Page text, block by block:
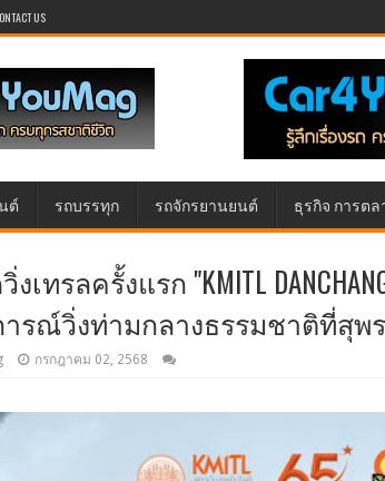
US
ต์ รถบรรทุก รถจักรยานยนต์ ธุรกิจ การตล
เทรลครั้งแรก "KMITL
รณ์วิ่งท่ามกลางธรรมชาติที่สุพ
กรกฎาคม 02, 2568